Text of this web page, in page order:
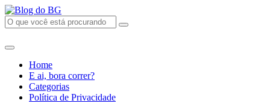
Home
E ai, bora correr?
Categorias
Política de Privacidade